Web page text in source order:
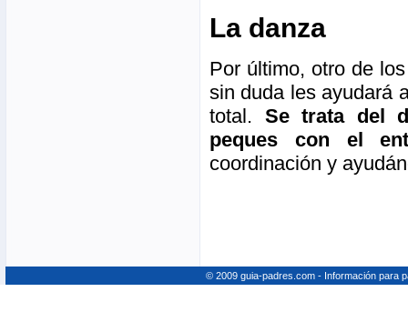
La danza
Por último, otro de
sin duda les ayudará
total. Se trata del
peques con el
coordinación y
© 2009 guia-padres.com - Información para